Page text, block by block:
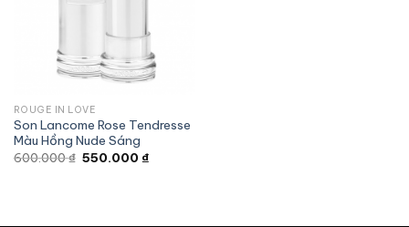
ROUGE IN LOVE
Son Lancome Rose Tendresse
Màu Hồng Nude Sáng
600.000₫ Giá
550.000 ₫Giá